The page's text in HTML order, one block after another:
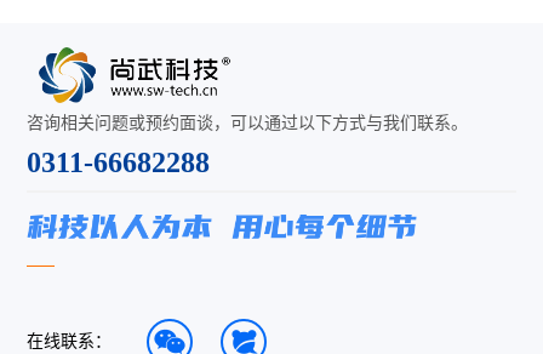
咨询相关问题或预约面谈，可以通过以下方式与我们联系。
0311-66682288
在线联系：